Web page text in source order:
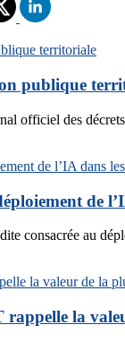
publique
officiel des
de
consacrée au
rappelle la